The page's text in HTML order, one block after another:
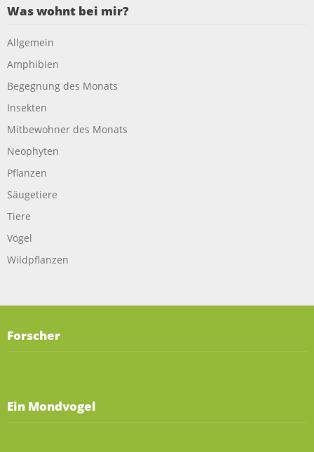
Was wohnt bei mir?
Allgemein
Amphibien
Begegnung des Monats
Insekten
Mitbewohner des Monats
Neophyten
Pflanzen
Säugetiere
Tiere
Vögel
Wildpflanzen
Forscher
Ein Mondvogel